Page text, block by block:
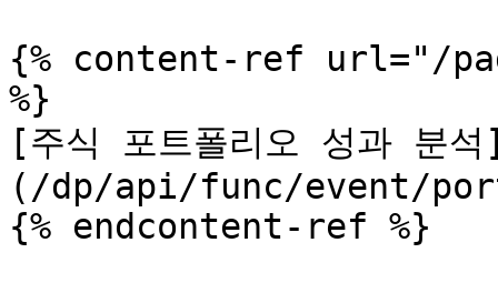
{% content-ref url="/
%}
[주식 포트폴리오 성과 분
(/dp/api/func/event/
{% endcontent-ref %}